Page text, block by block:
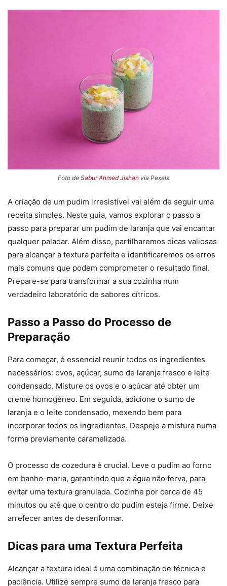
Foto de Sabur Ahmed Jishan via Pexels
A criação de um pudim irresistível vai além de seguir uma
receita simples. Neste guia, vamos explorar o passo a
passo para preparar um pudim de laranja que vai encantar
qualquer paladar. Além disso, partilharemos dicas valiosas
para alcançar a textura perfeita e identificaremos os erros
mais comuns que podem comprometer o resultado final.
Prepare-se para transformar a sua cozinha num
verdadeiro laboratório de sabores cítricos.
Passo a Passo do Processo de
Preparação
Para começar, é essencial reunir todos os ingredientes
necessários: ovos, açúcar, sumo de laranja fresco e leite
condensado. Misture os ovos e o açúcar até obter um
creme homogéneo. Em seguida, adicione o sumo de
laranja e o leite condensado, mexendo bem para
incorporar todos os ingredientes. Despeje a mistura numa
forma previamente caramelizada.
O processo de cozedura é crucial. Leve o pudim ao forno
em banho-maria, garantindo que a água não ferva, para
evitar uma textura granulada. Cozinhe por cerca de 45
minutos ou até que o centro do pudim esteja firme. Deixe
arrefecer antes de desenformar.
Dicas para uma Textura Perfeita
Alcançar a textura ideal é uma combinação de técnica e
paciência. Utilize sempre sumo de laranja fresco para